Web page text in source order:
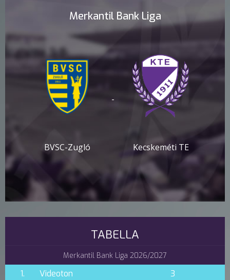
Merkantil Bank Liga
BVSC-Zugló
-
Kecskeméti TE
TABELLA
Merkantil Bank Liga 2026/2027
1. Videoton
3